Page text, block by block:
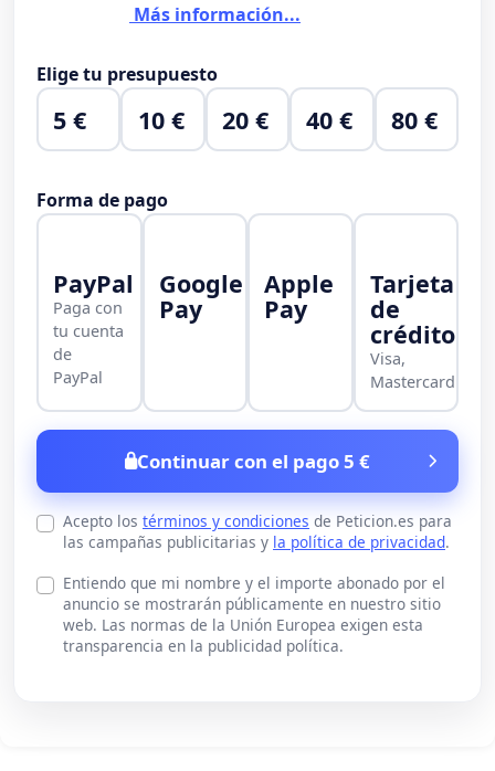
Más información...
Elige tu presupuesto
5 € 10 € 20 € 40 € 80 €
Forma de pago
PayPal
Paga con
tu cuenta
de
PayPal
Google
Pay
Apple
Pay
Tarjeta
de
crédito
Visa,
Mastercard
Continuar con el pago 5 €
Acepto los términos y condiciones de Peticion.es para
las campañas publicitarias y la política de privacidad.
Entiendo que mi nombre y el importe abonado por el
anuncio se mostrarán públicamente en nuestro sitio
web. Las normas de la Unión Europea exigen esta
transparencia en la publicidad política.